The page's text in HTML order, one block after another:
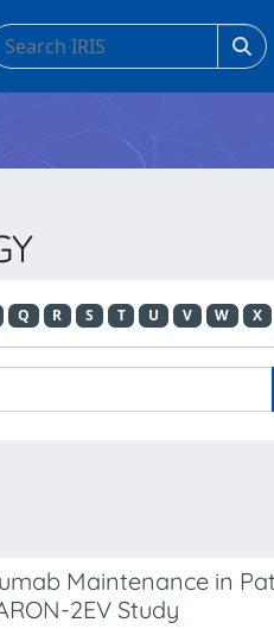
Q R S T U V W X
Maintenance in
2EV Study